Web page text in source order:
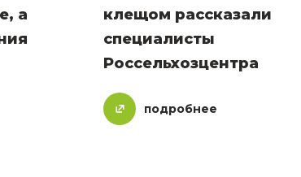
а
клещом рассказали
специалисты
Россельхозцентра
подробнее